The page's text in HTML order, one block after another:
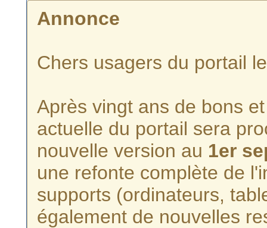
Annonce
Chers usagers du portail
Après vingt ans de bons
actuelle du portail sera
nouvelle version au 1er
une refonte complète de
supports (ordinateurs,
également de nouvelles